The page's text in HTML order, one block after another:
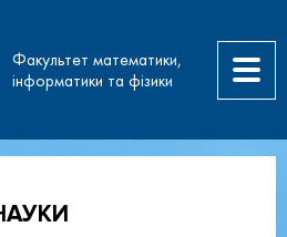
Факультет математики,
інформатики та фізики